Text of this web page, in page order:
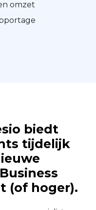
omzet
biedt
tijdelijk
(of hoger).